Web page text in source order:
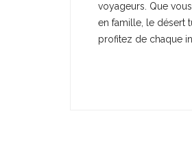
voyageurs. Que
en famille, le désert
profitez de chaque